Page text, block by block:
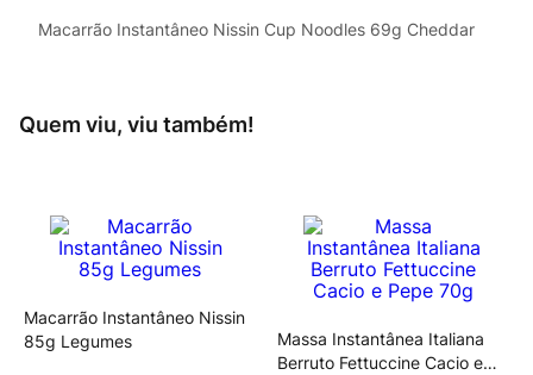
Macarrão Instantâneo Nissin Cup Noodles 69g Cheddar
Quem viu, viu também!
Macarrão Instantâneo Nissin
85g Legumes
Massa Instantânea Italiana
Berruto Fettuccine Cacio e